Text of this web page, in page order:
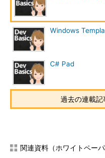
Windows
C# Pad
過去の連載
関連資料（ホワイトペーパ